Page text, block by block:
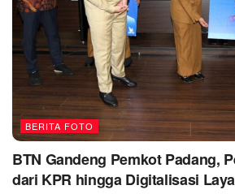
BERITA FOTO
BTN Gandeng Pemkot Padang,
dari KPR hingga Digitalisasi